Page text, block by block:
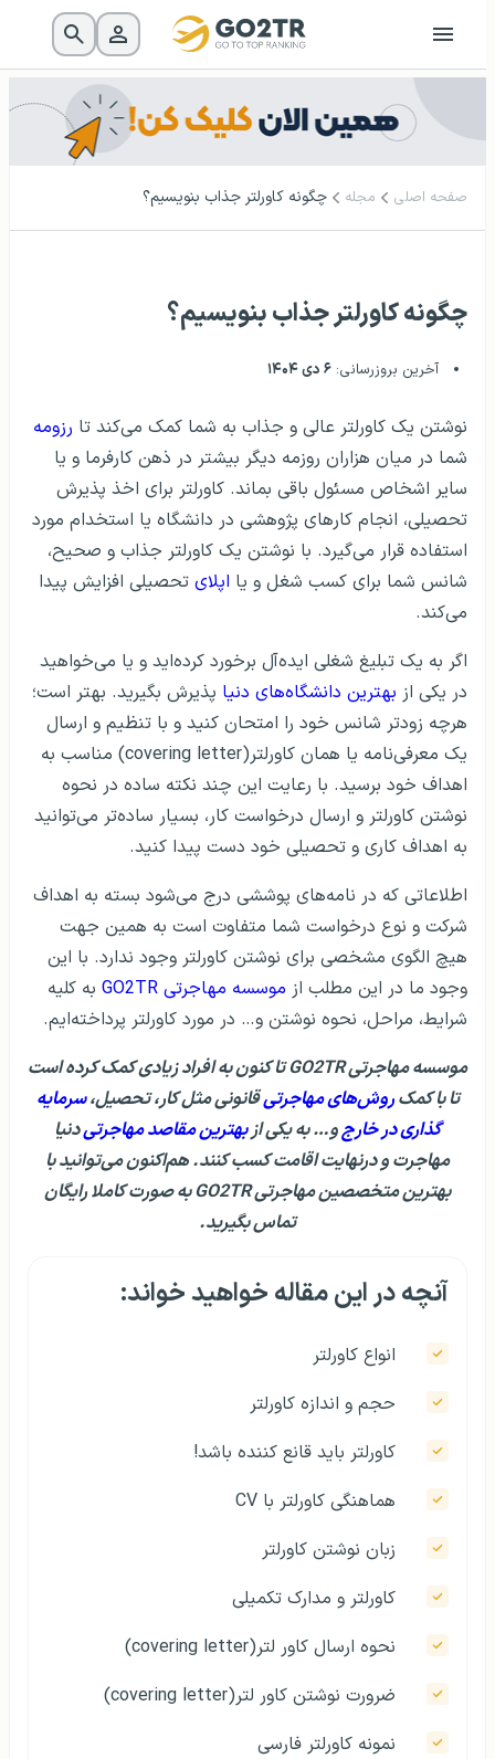
صفحه اصلی مجله چگونه کاورلتر جذاب بنویسیم؟
چگونه کاورلتر جذاب بنویسیم؟
آخرین بروزرسانی: ۶ دی ۱۴۰۴
نوشتن یک کاورلتر عالی و جذاب به شما کمک می‌کند تا رزومه‌
شما در میان هزاران روزمه‌ دیگر بیشتر در ذهن کارفرما و یا
سایر اشخاص مسئول باقی بماند. کاورلتر برای اخذ پذیرش
تحصیلی، انجام کارهای پژوهشی در دانشگاه یا استخدام مورد
استفاده قرار می‌گیرد. با نوشتن یک کاورلتر جذاب و صحیح،
شانس شما برای کسب شغل و یا اپلای تحصیلی افزایش پیدا
می‌کند.
اگر به یک تبلیغ شغلی ایده‌آل برخورد کرده‌اید و یا می‌خواهید
در یکی از بهترین دانشگاه‌های دنیا پذیرش بگیرید. بهتر است؛
هرچه زودتر شانس خود را امتحان کنید و با تنظیم و ارسال
یک معرفی‌نامه یا همان کاورلتر(covering letter) مناسب به
اهداف خود برسید. با رعایت این چند نکته‌ ساده در نحوه‌
نوشتن کاورلتر و ارسال درخواست کار، بسیار ساده‌تر می‌توانید
به اهداف کاری و تحصیلی خود دست پیدا کنید.
اطلاعاتی که در نامه‌های پوششی درج می‌شود بسته به اهداف
شرکت و نوع درخواست شما متفاوت است به همین جهت
هیچ الگوی مشخصی برای نوشتن کاورلتر وجود ندارد. با این
وجود ما در این مطلب از موسسه مهاجرتی GO2TR
به کلیه
شرایط، مراحل، نحوه نوشتن و… در مورد کاورلتر پرداخته‌ایم.
موسسه مهاجرتی GO2TR تا کنون به افراد زیادی کمک کرده است
تا با کمکروش‌های مهاجرتیقانونی مثل کار، تحصیل،سرمایه
گذاری در خارجو… به یکی ازبهترین مقاصد مهاجرتیدنیا
مهاجرت و درنهایت اقامت کسب کنند. هم‌اکنون می‌توانید با
بهترین متخصصین مهاجرتی GO2TR به صورت کاملا رایگان
تماس بگیرید.
آنچه در این مقاله خواهید خواند:
انواع کاورلتر
حجم و اندازه‌ کاورلتر
کاورلتر باید قانع کننده باشد!
هماهنگی کاورلتر با CV
زبان نوشتن کاورلتر
کاورلتر و مدارک تکمیلی
نحوه‌ ارسال کاور لتر(covering letter)
ضرورت نوشتن کاور لتر(covering letter)
نمونه‌ کاورلتر فارسی